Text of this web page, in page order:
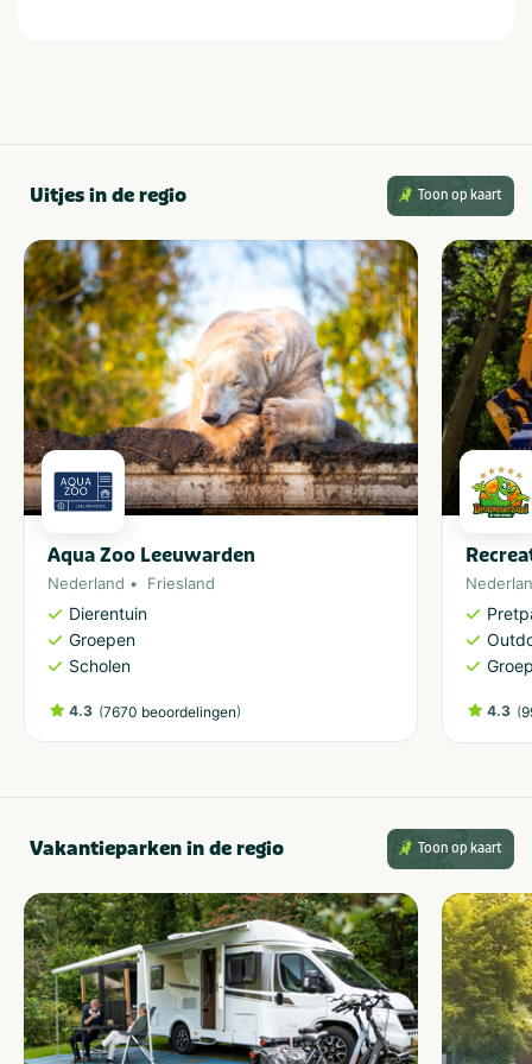
Activiteiten
Paintball
Boogschieten
Dropping
Bootcamp
Overig
Escape room
Balsporten
City
Elektrische fiets
Elektrische step
Gemotoriseerde
activiteiten
GPS tochten
Kickbiken
Kinderactiviteiten
Kompastochten
Oud Hollandse spelen
Robinson
Steppen
Teamopdrachten
Themafeesten
Tochten
Provincie(s) en streek
Groningen
Friesland
Drenthe
Overijssel
Flevoland
Gelderland
Utrecht
Noord-Holland
Zuid-Holland
Zeeland
Noord-Brabant
Limburg
Uitjes in de regio Toon op kaart
Aqua Zoo Leeuwarden
Nederland Friesland
Dierentuin
Groepen
Scholen
4.3 (7670 beoordelingen) 4.3 (
Vakantieparken in de regio Toon op kaart